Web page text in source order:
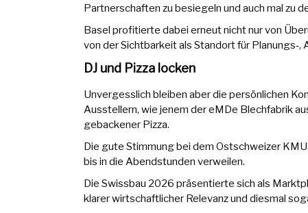
Partnerschaften zu besiegeln und auch mal zu
Basel profitierte dabei erneut nicht nur von
von der Sichtbarkeit als Standort für
DJ und Pizza locken
Unvergesslich bleiben aber die persönlichen
Ausstellern, wie jenem der eMDe Blechfabrik
gebackener Pizza.
Die gute Stimmung bei dem Ostschweizer
bis in die Abendstunden verweilen.
Die Swissbau 2026 präsentierte sich als
klarer wirtschaftlicher Relevanz und diesmal